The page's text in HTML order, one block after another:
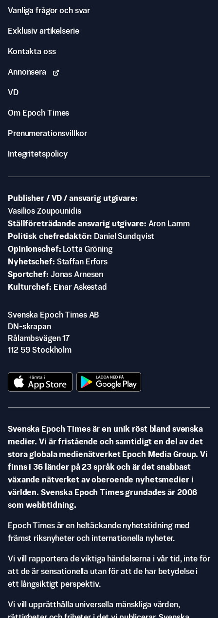
Vanliga frågor och svar
Exklusiv artikelserie
Kontakta oss
Annonsera
VD
Om Epoch Times
Prenumerationsvillkor
Integritetspolicy
Publisher / VD / ansvarig utgivare
Vasilios Zoupounidis
Ställföreträdande ansvarig utgivare Aron Lamm
Politisk chefredaktör
Daniel Sundqvist
Opinionschef
Lotta Gröning
Nyhetschef Staffan Erfors
Sportchef Jonas Arnesen
Kulturchef
Einar Askestad
Svenska Epoch Times AB
DN-skrapan
Rålambsvägen 17
112 59 Stockholm
Svenska Epoch Times är en unik röst bland svenska
medier. Vi är fristående och samtidigt en del av det
stora globala medienätverket Epoch Media Group. Vi
finns i 36 länder på 23 språk och är det snabbast
växande nätverket av oberoende nyhetsmedier i
världen. Svenska Epoch Times grundades år 2006
som webbtidning.
Epoch Times är en heltäckande nyhetstidning med
främst riksnyheter och internationella nyheter.
Vi vill rapportera de viktiga händelserna i vår tid, inte för
att de är sensationella utan för att de har betydelse i
ett långsiktigt perspektiv.
Vi vill upprätthålla universella mänskliga värden,